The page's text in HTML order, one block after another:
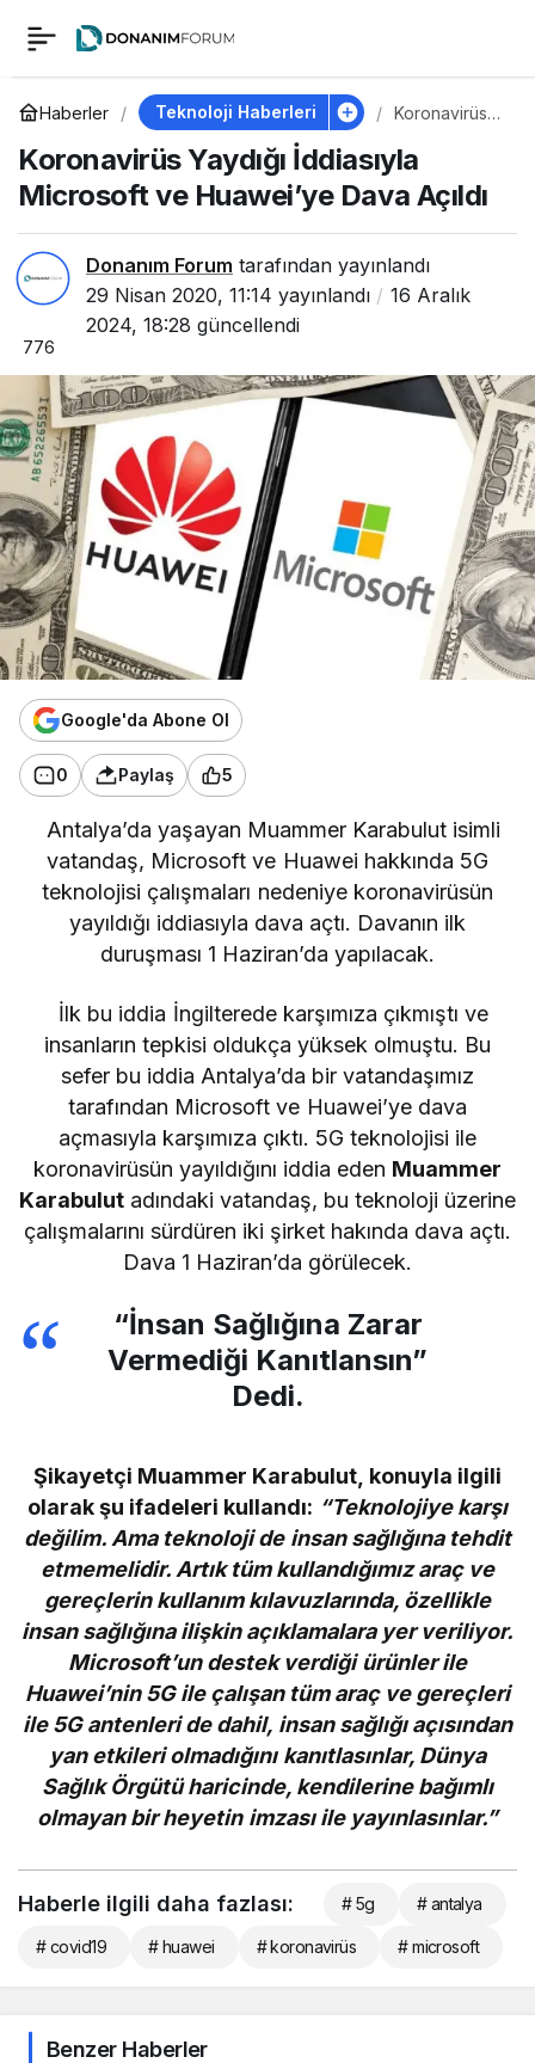
Haberler Teknoloji Haberleri
Koronavirüs
İddiasıyla
Microsoft ve
Huawei’ye
Dava Açıldı
Koronavirüs Yaydığı İddiasıyla
Microsoft ve Huawei’ye Dava Açıldı
Donanım Forum tarafından yayınlandı
29 Nisan 2020, 11:14 yayınlandı
16 Aralık
2024, 18:28 güncellendi
776
Google'da Abone Ol
0 Paylaş 5
Antalya’da yaşayan Muammer Karabulut isimli
vatandaş, Microsoft ve Huawei hakkında 5G
teknolojisi çalışmaları nedeniye koronavirüsün
yayıldığı iddiasıyla dava açtı. Davanın ilk
duruşması 1 Haziran’da yapılacak.
İlk bu iddia İngilterede karşımıza çıkmıştı ve
insanların tepkisi oldukça yüksek olmuştu. Bu
sefer bu iddia Antalya’da bir vatandaşımız
tarafından Microsoft ve Huawei’ye dava
açmasıyla karşımıza çıktı. 5G teknolojisi ile
koronavirüsün yayıldığını iddia eden Muammer
Karabulutadındaki vatandaş, bu teknoloji üzerine
çalışmalarını sürdüren iki şirket hakında dava açtı.
Dava 1 Haziran’da görülecek.
“İnsan Sağlığına Zarar
Vermediği Kanıtlansın”
Dedi.
Şikayetçi Muammer Karabulut, konuyla ilgili
olarak şu ifadeleri kullandı: “Teknolojiye karşı
değilim. Ama teknoloji de insan sağlığına tehdit
etmemelidir. Artık tüm kullandığımız araç ve
gereçlerin kullanım kılavuzlarında, özellikle
insan sağlığına ilişkin açıklamalara yer veriliyor.
Microsoft’un destek verdiği ürünler ile
Huawei’nin 5G ile çalışan tüm araç ve gereçleri
ile 5G antenleri de dahil, insan sağlığı açısından
yan etkileri olmadığını kanıtlasınlar, Dünya
Sağlık Örgütü haricinde, kendilerine bağımlı
olmayan bir heyetin imzası ile yayınlasınlar.”
Koronavirüs Yaydığı
İddiasıyla Microsoft
ve Huawei’ye Dava
Açıldı
Haberle ilgili daha fazlası: # 5g # antalya
# covid19 # huawei # koronavirüs # microsoft
Benzer Haberler